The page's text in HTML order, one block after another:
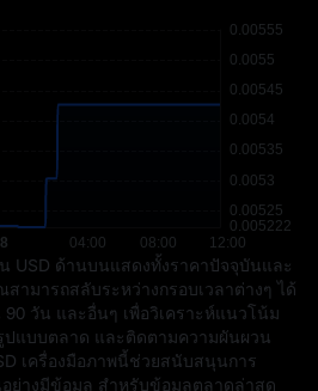
USD ด้านบนแสดงทั้งราคาปัจจุบันและ
ามารถสลับระหว่างกรอบเวลาต่างๆ ได้
วัน และอื่นๆ เพื่อวิเคราะห์แนวโน้ม
ปแบบตลาด และติดตามความผันผวน
เครื่องมือภาพนี้ช่วยสนับสนุนการ
ย่างมีข้อมูล สำหรับข้อมูลตลาดล่าสุด